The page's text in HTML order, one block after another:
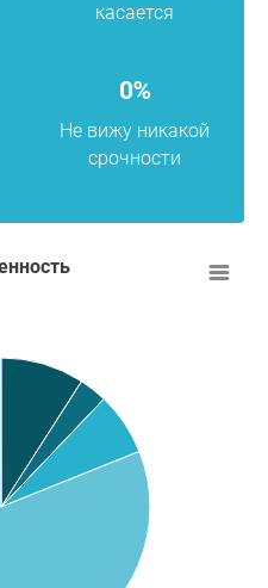
касается
0%
Не вижу никакой
срочности